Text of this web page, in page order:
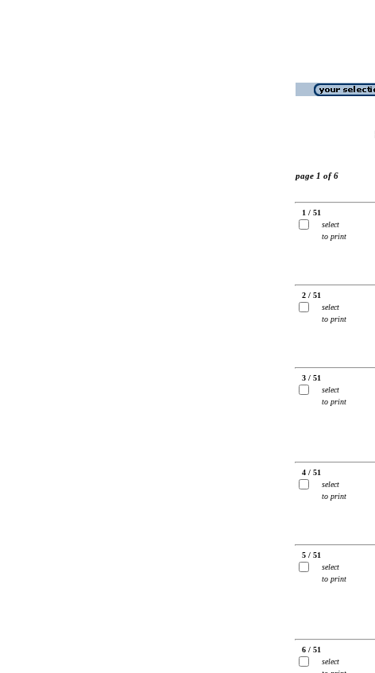
page 1 of 6
1 / 51
select
to print
2 / 51
select
to print
3 / 51
select
to print
4 / 51
select
to print
5 / 51
select
to print
6 / 51
select